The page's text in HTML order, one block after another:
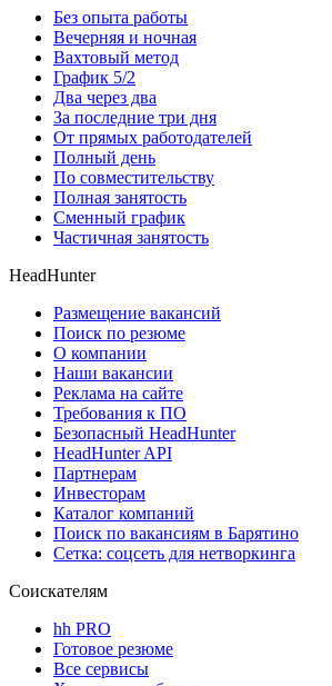
Без опыта работы
Вечерняя и ночная
Вахтовый метод
График 5/2
Два через два
За последние три дня
От прямых работодателей
Полный день
По совместительству
Полная занятость
Сменный график
Частичная занятость
HeadHunter
Размещение вакансий
Поиск по резюме
О компании
Наши вакансии
Реклама на сайте
Требования к ПО
Безопасный HeadHunter
HeadHunter API
Партнерам
Инвесторам
Каталог компаний
Поиск по вакансиям в Барятино
Сетка: соцсеть для нетворкинга
Соискателям
hh PRO
Готовое резюме
Все сервисы